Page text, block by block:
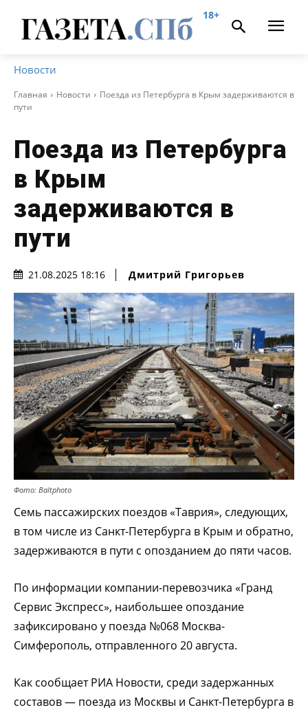
18+
Новости
Главная Новости
Поезда из Петербурга в Крым задерживаются в
пути
Поезда из Петербурга
в Крым
задерживаются в
пути
21.08.2025 18:16 Дмитрий Григорьев
Фото: Baltphoto
Семь пассажирских поездов «Таврия», следующих,
в том числе из Санкт-Петербурга в Крым и обратно,
задерживаются в пути с опозданием до пяти часов.
По информации компании-перевозчика «Гранд
Сервис Экспресс», наибольшее опоздание
зафиксировано у поезда №068 Москва-
Симферополь, отправленного 20 августа.
Как сообщает РИА Новости, среди задержанных
составов — поезда из Москвы и Санкт-Петербурга в